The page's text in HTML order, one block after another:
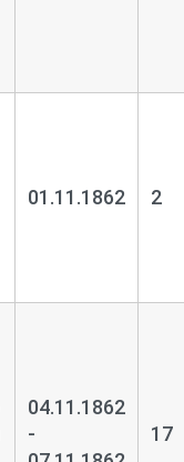
01.11.1862 2
04.11.1862
-
17